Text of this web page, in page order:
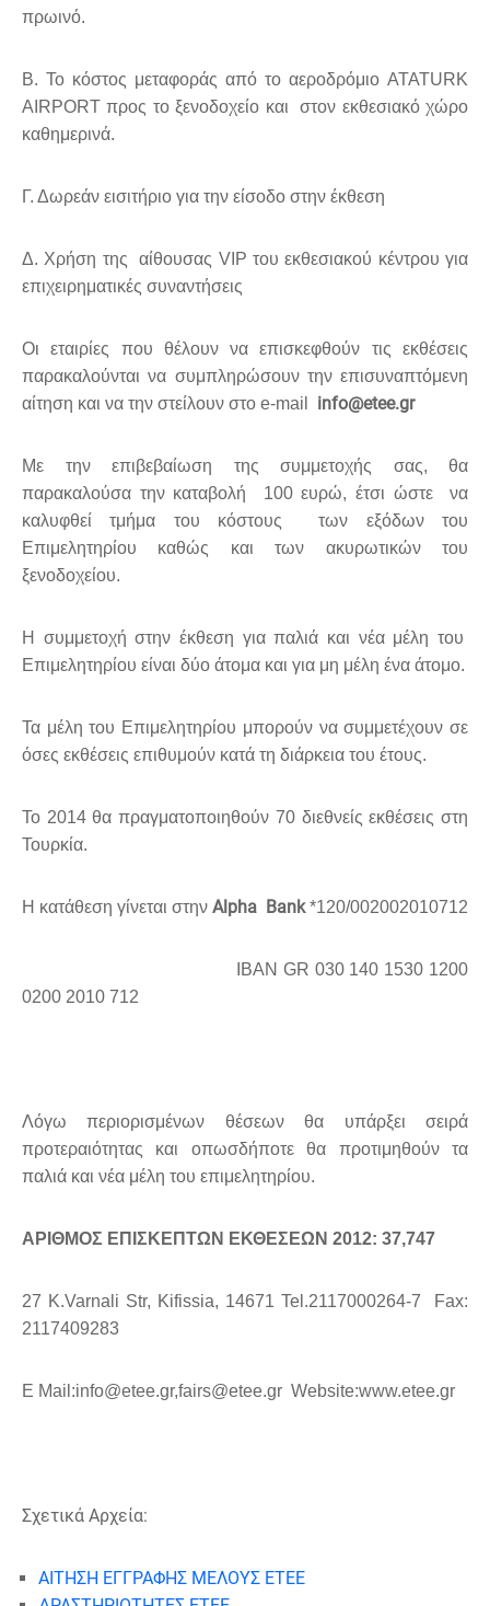
πρωινό.
Β. Το κόστος μεταφοράς από το αεροδρόμιο ATATURK
AIRPORT προς το ξενοδοχείο και στον εκθεσιακό χώρο
καθημερινά.
Γ. Δωρεάν εισιτήριο για την είσοδο στην έκθεση
Δ. Χρήση της αίθουσας VIP του εκθεσιακού κέντρου για
επιχειρηματικές συναντήσεις
Οι εταιρίες που θέλουν να επισκεφθούν τις εκθέσεις
παρακαλούνται να συμπληρώσουν την επισυναπτόμενη
αίτηση και να την στείλουν στο e-mail info@etee.gr
Με την επιβεβαίωση της συμμετοχής σας, θα
παρακαλούσα την καταβολή 100 ευρώ, έτσι ώστε να
καλυφθεί τμήμα του κόστους των εξόδων του
Επιμελητηρίου καθώς και των ακυρωτικών του
ξενοδοχείου.
Η συμμετοχή στην έκθεση για παλιά και νέα μέλη του
Επιμελητηρίου είναι δύο άτομα και για μη μέλη ένα άτομο.
Τα μέλη του Επιμελητηρίου μπορούν να συμμετέχουν σε
όσες εκθέσεις επιθυμούν κατά τη διάρκεια του έτους.
To 2014 θα πραγματοποιηθούν 70 διεθνείς εκθέσεις στη
Τουρκία.
Η κατάθεση γίνεται στην Alpha Bank*120/002002010712
IBAN GR 030 140 1530 1200
0200 2010 712
Λόγω περιορισμένων θέσεων θα υπάρξει σειρά
προτεραιότητας και οπωσδήποτε θα προτιμηθούν τα
παλιά και νέα μέλη του επιμελητηρίου.
ΑΡΙΘΜΟΣ ΕΠΙΣΚΕΠΤΩΝ ΕΚΘΕΣΕΩΝ 2012: 37,747
27 K.Varnali Str, Kifissia, 14671 Tel.2117000264-7 Fax:
2117409283
E Mail:info@etee.gr,fairs@etee.gr Website:www.etee.gr
Σχετικά Αρχεία:
ΑΙΤΗΣΗ ΕΓΓΡΑΦΗΣ ΜΕΛΟΥΣ ΕΤΕΕ